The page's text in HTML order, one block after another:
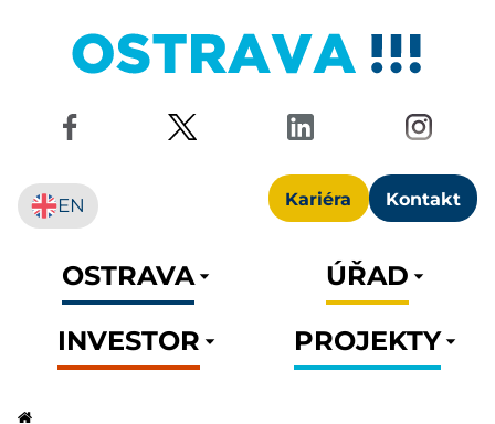
Kariéra Kontakt
EN
OSTRAVA
ÚŘAD
INVESTOR
PROJEKTY